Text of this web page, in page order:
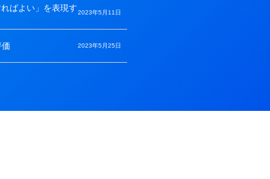
ばよい」を表現す2023年5月11日
2023年5月25日